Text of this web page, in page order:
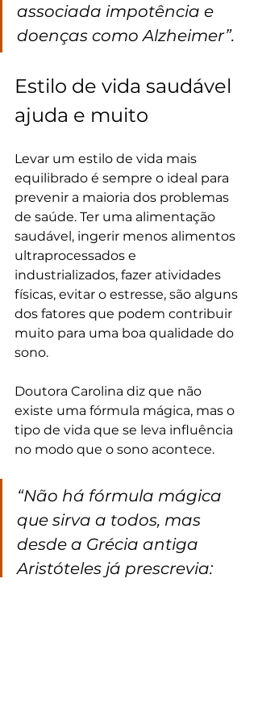
associada impotência e
doenças como Alzheimer”.
Estilo de vida saudável
ajuda e muito
Levar um estilo de vida mais
equilibrado é sempre o ideal para
prevenir a maioria dos problemas
de saúde. Ter uma alimentação
saudável, ingerir menos alimentos
ultraprocessados e
industrializados, fazer atividades
físicas, evitar o estresse, são alguns
dos fatores que podem contribuir
muito para uma boa qualidade do
sono.
Doutora Carolina diz que não
existe uma fórmula mágica, mas o
tipo de vida que se leva influência
no modo que o sono acontece.
“Não há fórmula mágica
que sirva a todos, mas
desde a Grécia antiga
Aristóteles já prescrevia: